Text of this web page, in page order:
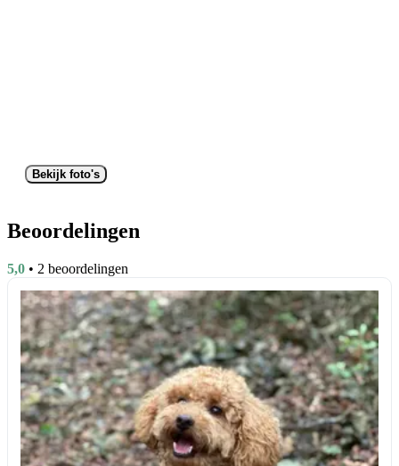
Bekijk foto's
Beoordelingen
5,0 • 2 beoordelingen